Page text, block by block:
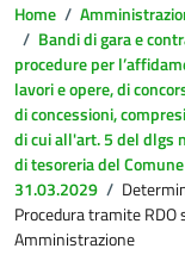
Home /
/ Bandi di gara e
procedure per
lavori e opere, di
di concessioni,
di cui all'art. 5 del dlgs
di tesoreria del
31.03.2029 /
Procedura tramite RDO
Amministrazione